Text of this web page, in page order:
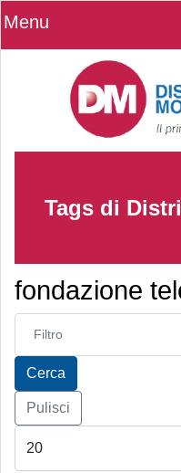
Menu
Tags di
fondazione
Inserisci parte del
Cerca
Pulisci